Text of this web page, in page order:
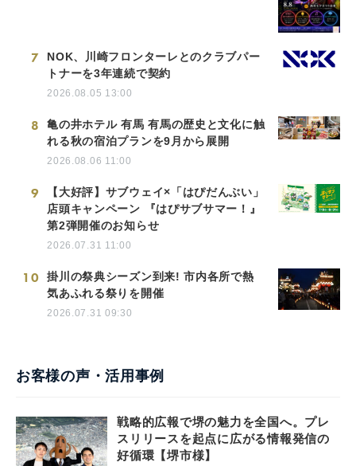
7
NOK、川崎フロンターレとのクラブパー
トナーを3年連続で契約
2026.08.05 13:00
8
亀の井ホテル 有馬 有馬の歴史と文化に触
れる秋の宿泊プランを9月から展開
2026.08.06 11:00
9
【大好評】サブウェイ×「はぴだんぶい」
店頭キャンペーン 『はぴサブサマー！』
第2弾開催のお知らせ
2026.07.31 11:00
10
掛川の祭典シーズン到来! 市内各所で熱
気あふれる祭りを開催
2026.07.31 09:30
お客様の声・活用事例
戦略的広報で堺の魅力を全国へ。プレ
スリリースを起点に広がる情報発信の
好循環【堺市様】